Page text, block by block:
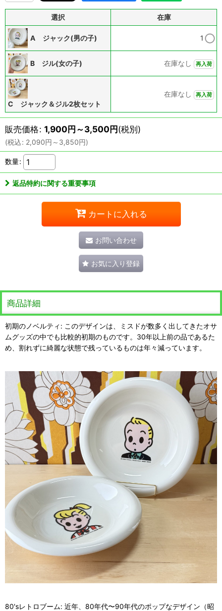
選択 在庫
A ジャック(男の子) 1
B ジル(女の子) 在庫なし 再入荷
C ジャック＆ジル2枚セット
在庫なし 再入荷
販売価格: 1,900円～3,500円(税別)
(税込: 2,090円 ～3,850円)
数量:
返品特約に関する重要事項
カートに入れる
お問い合わせ
お気に入り登録
商品詳細
初期のノベルティ: このデザインは、ミスドが数多く出してきたオサ
ムグッズの中でも比較的初期のものです。30年以上前の品であるた
め、割れずに綺麗な状態で残っているものは年々減っています。
80'sレトロブーム: 近年、80年代〜90年代のポップなデザイン（昭